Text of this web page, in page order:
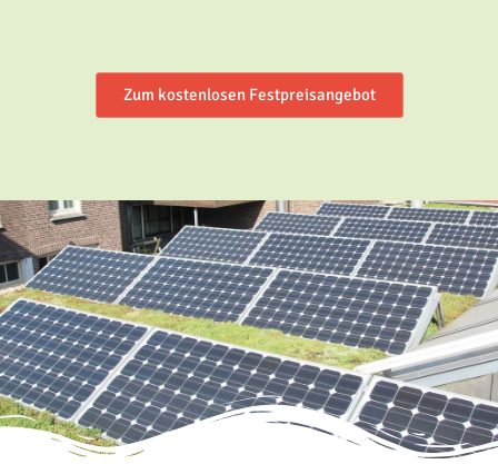
Zum kostenlosen Festpreisangebot